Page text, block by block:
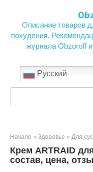
контентуОписание товаров
похудения.
журнала Obzoroff
Русский
Начало » Здоровье » Для
Крем ARTRAID
состав, цена,